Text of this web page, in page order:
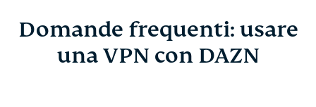
Domande frequenti: usare
una VPN con DAZN